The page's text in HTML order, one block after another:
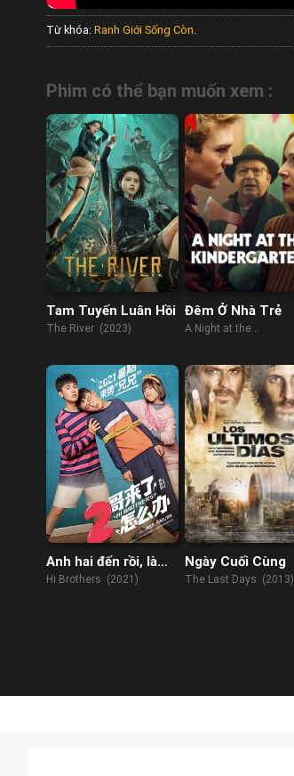
Từ khóa: Ranh Giới Sống Còn
Phim có thể bạn muốn xem :
Tam Tuyến Luân Hồi
The River (2023)
Đêm Ở Nhà Trẻ
A Night at the
Anh hai đến rồi, làm
sao đây
Hi Brothers (2021)
Ngày Cuối Cùng
The Last Days (2013)